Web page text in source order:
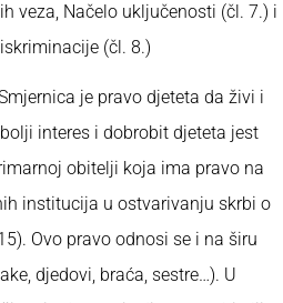
veza, Načelo uključenosti (čl. 7.) i
(čl. 8.)
je pravo djeteta da živi i
interes i dobrobit djeteta jest
obitelji koja ima pravo na
institucija u ostvarivanju skrbi o
Ovo pravo odnosi se i na širu
djedovi, braća, sestre…). U